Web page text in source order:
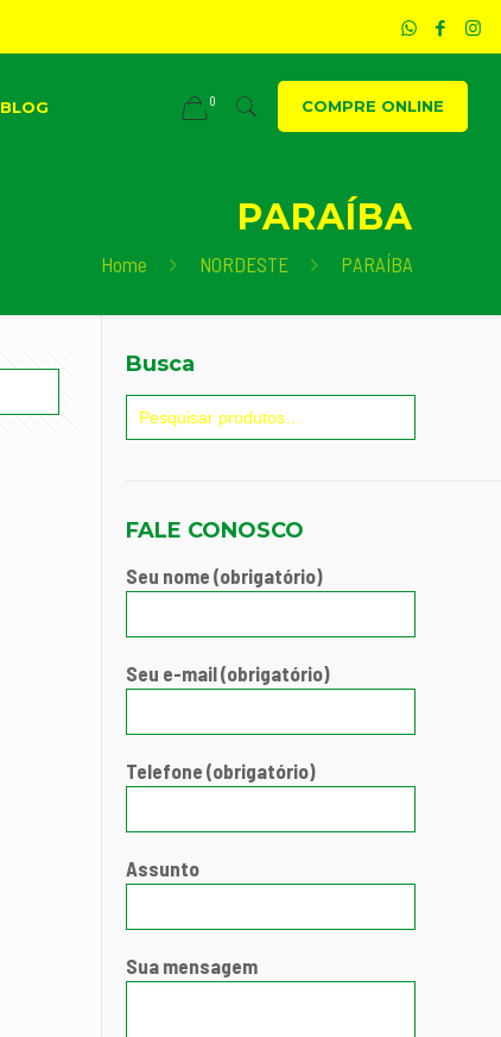
BLOG 0 COMPRE ONLINE
PARAÍBA
Home NORDESTE PARAÍBA
Busca
FALE CONOSCO
Seu nome (obrigatório)
Seu e-mail (obrigatório)
Telefone (obrigatório)
Assunto
Sua mensagem